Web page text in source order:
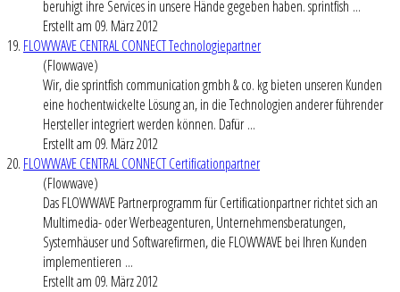
beruhigt ihre Services in unsere Hände gegeben haben. sprintfish ...
Erstellt am 09. März 2012
19. FLOWWAVE CENTRAL CONNECT Technologiepartner
(Flowwave)
Wir, die sprintfish communication gmbh & co. kg bieten unseren Kunden
eine hochentwickelte Lösung an, in die Technologien anderer führender
Hersteller integriert werden können. Dafür ...
Erstellt am 09. März 2012
20. FLOWWAVE CENTRAL CONNECT Certificationpartner
(Flowwave)
Das FLOWWAVE Partnerprogramm für Certificationpartner richtet sich an
Multimedia- oder Werbeagenturen, Unternehmensberatungen,
Systemhäuser und Softwarefirmen, die FLOWWAVE bei Ihren Kunden
implementieren ...
Erstellt am 09. März 2012